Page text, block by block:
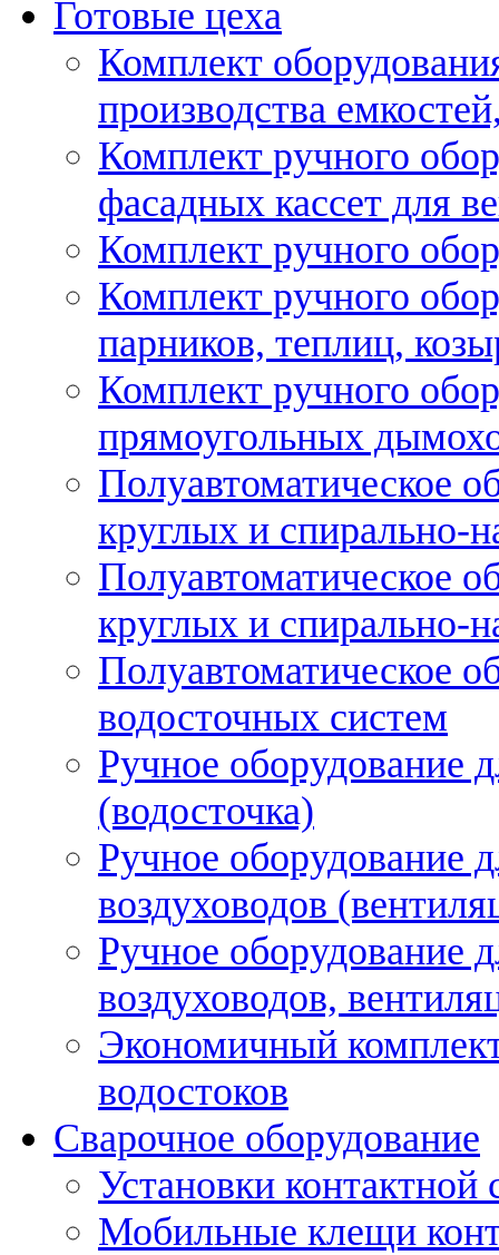
Готовые цеха
Комплект
производства
Комплект ручного
фасадных кассет для
Комплект ручного
Комплект ручного
парников, теплиц,
Комплект ручного
прямоугольных
Полуавтоматическое
круглых и спирально-
Полуавтоматическое
круглых и спирально-
Полуавтоматическое
водосточных систем
Ручное оборудование
(водосточка)
Ручное оборудование
воздуховодов
Ручное оборудование
воздуховодов,
Экономичный
водостоков
Сварочное оборудование
Установки
Мобильные клещи